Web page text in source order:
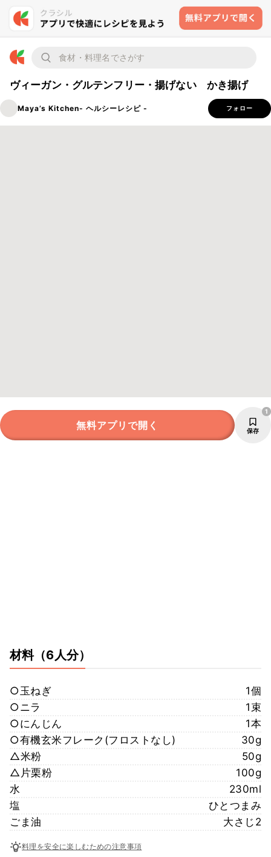
ヴィーガン・グルテンフリー・揚げない かき揚げ
Maya’s Kitchen- ヘルシーレシピ - フォロー
無料アプリで開く 保存
1
材料（6人分）
○玉ねぎ
1個
○ニラ
1束
○にんじん
1本
○有機玄米フレーク(フロストなし)
30g
△米粉
50g
△片栗粉
100g
水
230ml
塩
ひとつまみ
ごま油
大さじ2
料理を安全に楽しむための注意事項